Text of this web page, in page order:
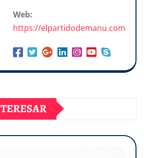
Web:
https://elpartidodemanu.com